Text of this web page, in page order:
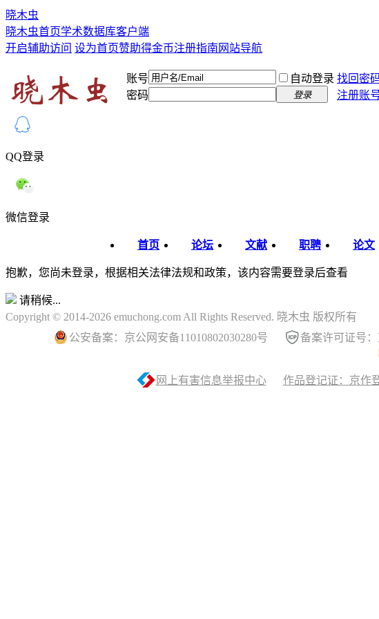
晓木虫
晓木虫首页学术数据库客户端
开启辅助访问 设为首页赞助得金币注册指南 网站导航
账号 自动登录 找回密
密码
登录 注册账
QQ登录
微信登录
首页 论坛 文献 职聘 论文
抱歉，您尚未登录，根据相关法律法规和政策，该内容需要登录后查看
请稍候...
Copyright © 2014-2026 emuchong.com All Rights Reserved. 晓木虫 版权所有
公安备案：京公网安备11010802030280号
备案许可证号：
网上有害信息举报中心 作品登记证：京作